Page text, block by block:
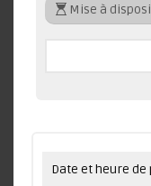
Mise à
Date et heure